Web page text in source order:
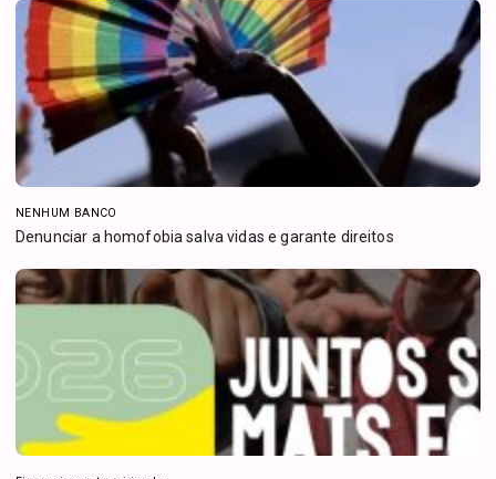
NENHUM BANCO
Denunciar a homofobia salva vidas e garante direitos